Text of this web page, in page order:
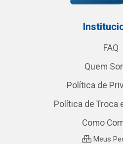
FAQ
Quem
Política de
Política de Troca
Como
Meus